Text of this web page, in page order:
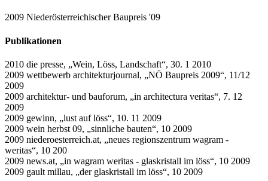
2009 Niederösterreichischer Baupreis '09
Publikationen
2010 die presse, „Wein, Löss, Landschaft“, 30. 1 2010
2009 wettbewerb architekturjournal, „NÖ Baupreis 2009“, 11/12
2009
2009 architektur- und bauforum, „in architectura veritas“, 7. 12
2009
2009 gewinn, „lust auf löss“, 10. 11 2009
2009 wein herbst 09, „sinnliche bauten“, 10 2009
2009 niederoesterreich.at, „neues regionszentrum wagram -
weritas“, 10 200
2009 news.at, „in wagram weritas - glaskristall im löss“, 10 2009
2009 gault millau, „der glaskristall im löss“, 10 2009